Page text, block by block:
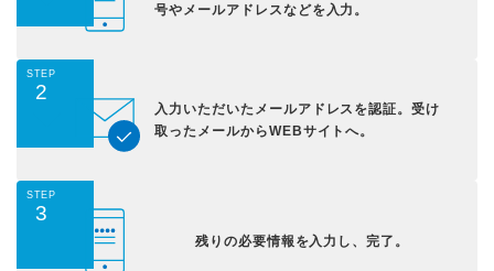
号やメールアドレスなどを入力。
STEP
2
入力いただいた メールアドレスを認証。受け
取ったメールからWEBサイトへ。
STEP
3
残りの必要情報を入力し、完了。